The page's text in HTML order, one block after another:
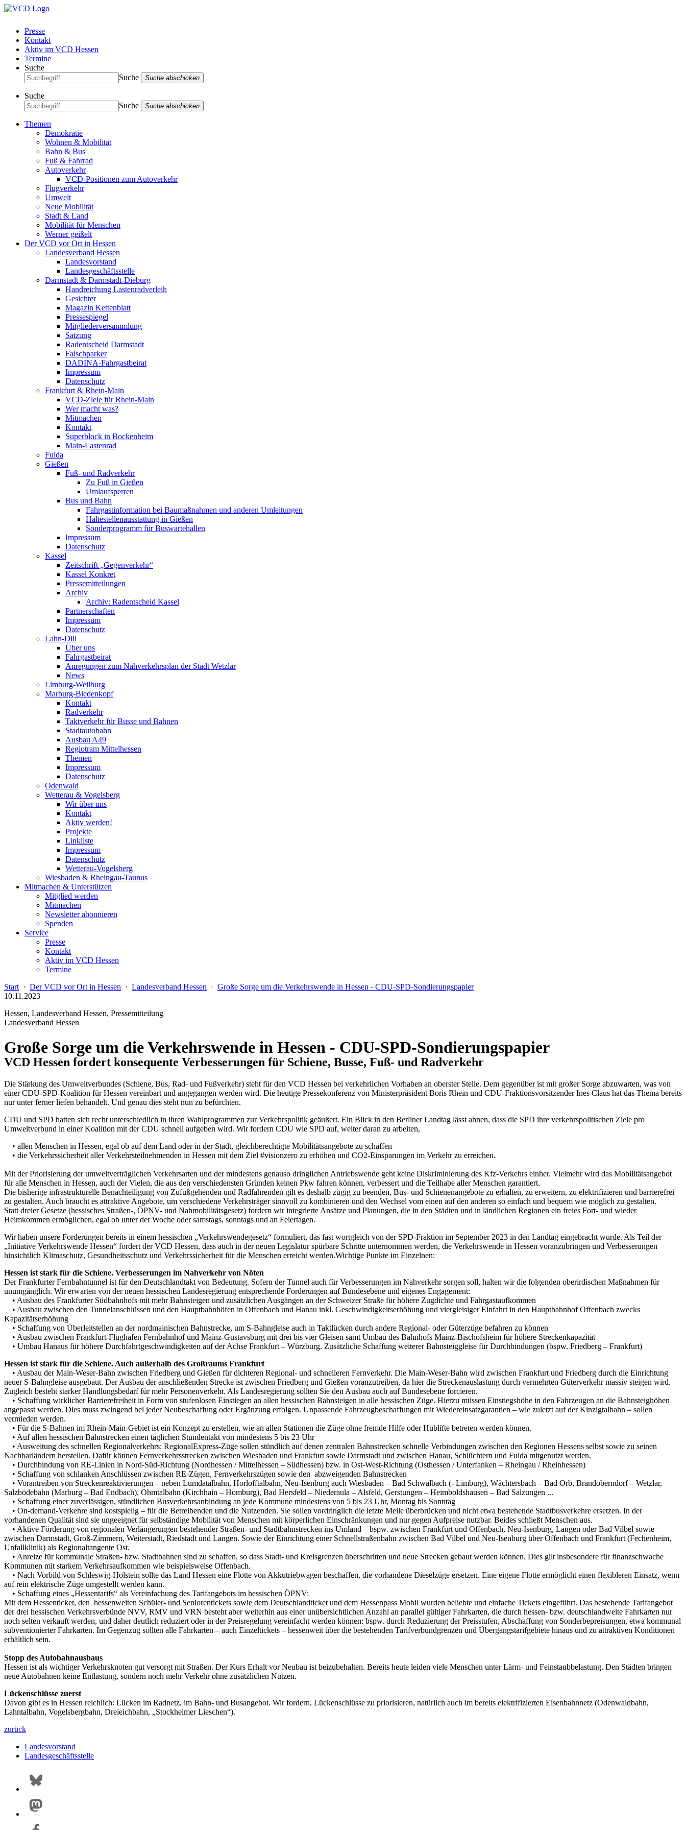
Presse
Kontakt
Aktiv im VCD Hessen
Termine
Suche
Suche
Suche abschicken
Suche
Suche
Suche abschicken
Themen
Demokratie
Wohnen & Mobilität
Bahn & Bus
Fuß & Fahrrad
Autoverkehr
VCD-Positionen zum Autoverkehr
Flugverkehr
Umwelt
Neue Mobilität
Stadt & Land
Mobilität für Menschen
Werner geißelt
Der VCD vor Ort in Hessen
Landesverband Hessen
Landesvorstand
Landesgeschäftsstelle
Darmstadt & Darmstadt-Dieburg
Handreichung Lastenradverleih
Gesichter
Magazin Kettenblatt
Pressespiegel
Mitgliederversammlung
Satzung
Radentscheid Darmstadt
Falschparker
DADINA-Fahrgastbeirat
Impressum
Datenschutz
Frankfurt & Rhein-Main
VCD-Ziele für Rhein-Main
Wer macht was?
Mitmachen
Kontakt
Superblock in Bockenheim
Main-Lastenrad
Fulda
Gießen
Fuß- und Radverkehr
Zu Fuß in Gießen
Umlaufsperren
Bus und Bahn
Fahrgastinformation bei Baumaßnahmen und anderen Umleitungen
Haltestellenausstattung in Gießen
Sonderprogramm für Buswartehallen
Impressum
Datenschutz
Kassel
Zeitschrift „Gegenverkehr“
Kassel Konkret
Pressemitteilungen
Archiv
Archiv: Radentscheid Kassel
Partnerschaften
Impressum
Datenschutz
Lahn-Dill
Über uns
Fahrgastbeirat
Anregungen zum Nahverkehrsplan der Stadt Wetzlar
News
Limburg-Weilburg
Marburg-Biedenkopf
Kontakt
Radverkehr
Taktverkehr für Busse und Bahnen
Stadtautobahn
Ausbau A49
Regiotram Mittelhessen
Themen
Impressum
Datenschutz
Odenwald
Wetterau & Vogelsberg
Wir über uns
Kontakt
Aktiv werden!
Projekte
Linkliste
Impressum
Datenschutz
Wetterau-Vogelsberg
Wiesbaden & Rheingau-Taunus
Mitmachen & Unterstützen
Mitglied werden
Mitmachen
Newsletter abonnieren
Spenden
Service
Presse
Kontakt
Aktiv im VCD Hessen
Termine
Start · Der VCD vor Ort in Hessen · Landesverband Hessen · Große Sorge um die Verkehrswende in Hessen - CDU-SPD-Sondierungspapier
10.11.2023
Hessen, Landesverband Hessen, Pressemitteilung
Landesverband Hessen
Große Sorge um die Verkehrswende in Hessen - CDU-SPD-Sondierungspapier
VCD Hessen fordert konsequente Verbesserungen für Schiene, Busse, Fuß- und Radverkehr
Die Stärkung des Umweltverbundes (Schiene, Bus, Rad- und Fußverkehr) steht für den VCD Hessen bei verkehrlichen Vorhaben an oberster Stelle. Dem gegenüber ist mit großer Sorge abzuwarten, was von
einer CDU-SPD-Koalition für Hessen vereinbart und angegangen werden wird. Die heutige Pressekonferenz von Ministerpräsident Boris Rhein und CDU-Fraktionsvorsitzender Ines Claus hat das Thema bereits
nur unter ferner liefen behandelt. Und genau dies steht nun zu befürchten.
CDU und SPD hatten sich recht unterschiedlich in ihren Wahlprogrammen zur Verkehrspolitik geäußert. Ein Blick in den Berliner Landtag lässt ahnen, dass die SPD ihre verkehrspolitischen Ziele pro
Umweltverbund in einer Koalition mit der CDU schnell aufgeben wird. Wir fordern CDU wie SPD auf, weiter daran zu arbeiten,
• allen Menschen in Hessen, egal ob auf dem Land oder in der Stadt, gleichberechtigte Mobilitätsangebote zu schaffen
• die Verkehrssicherheit aller Verkehrsteilnehmenden in Hessen mit dem Ziel #visionzero zu erhöhen und CO2-Einsparungen im Verkehr zu erreichen.
Mit der Priorisierung der umweltverträglichen Verkehrsarten und der mindestens genauso dringlichen Antriebswende geht keine Diskriminierung des Kfz-Verkehrs einher. Vielmehr wird das Mobilitätsangebot
für alle Menschen in Hessen, auch der Vielen, die aus den verschiedensten Gründen keinen Pkw fahren können, verbessert und die Teilhabe aller Menschen garantiert.
Die bisherige infrastrukturelle Benachteiligung von Zufußgehenden und Radfahrenden gilt es deshalb zügig zu beenden, Bus- und Schienenangebote zu erhalten, zu erweitern, zu elektrifizieren und barrierefrei
zu gestalten. Auch braucht es attraktive Angebote, um verschiedene Verkehrsträger sinnvoll zu kombinieren und den Wechsel vom einen auf den anderen so einfach und bequem wie möglich zu gestalten.
Statt dreier Gesetze (hessisches Straßen-, ÖPNV- und Nahmobilitätsgesetz) fordern wir integrierte Ansätze und Planungen, die in den Städten und in ländlichen Regionen ein freies Fort- und wieder
Heimkommen ermöglichen, egal ob unter der Woche oder samstags, sonntags und an Feiertagen.
Wir haben unsere Forderungen bereits in einem hessischen „Verkehrswendegesetz“ formuliert, das fast wortgleich von der SPD-Fraktion im September 2023 in den Landtag eingebracht wurde. Als Teil der
„Initiative Verkehrswende Hessen“ fordert der VCD Hessen, dass auch in der neuen Legislatur spürbare Schritte unternommen werden, die Verkehrswende in Hessen voranzubringen und Verbesserungen
hinsichtlich Klimaschutz, Gesundheitsschutz und Verkehrssicherheit für die Menschen erreicht werden.Wichtige Punkte im Einzelnen:
Hessen ist stark für die Schiene. Verbesserungen im Nahverkehr von Nöten
Der Frankfurter Fernbahntunnel ist für den Deutschlandtakt von Bedeutung. Sofern der Tunnel auch für Verbesserungen im Nahverkehr sorgen soll, halten wir die folgenden oberirdischen Maßnahmen für
unumgänglich. Wir erwarten von der neuen hessischen Landesregierung entsprechende Forderungen auf Bundesebene und eigenes Engagement:
• Ausbau des Frankfurter Südbahnhofs mit mehr Bahnsteigen und zusätzlichen Ausgängen an der Schweizer Straße für höhere Zugdichte und Fahrgastaufkommen
• Ausbau zwischen den Tunnelanschlüssen und den Hauptbahnhöfen in Offenbach und Hanau inkl. Geschwindigkeitserhöhung und viergleisiger Einfahrt in den Hauptbahnhof Offenbach zwecks
Kapazitätserhöhung
• Schaffung von Überleitstellen an der nordmainischen Bahnstrecke, um S-Bahngleise auch in Taktlücken durch andere Regional- oder Güterzüge befahren zu können
• Ausbau zwischen Frankfurt-Flughafen Fernbahnhof und Mainz-Gustavsburg mit drei bis vier Gleisen samt Umbau des Bahnhofs Mainz-Bischofsheim für höhere Streckenkapazität
• Umbau Hanaus für höhere Durchfahrtgeschwindigkeiten auf der Achse Frankfurt – Würzburg. Zusätzliche Schaffung weiterer Bahnsteiggleise für Durchbindungen (bspw. Friedberg – Frankfurt)
Hessen ist stark für die Schiene. Auch außerhalb des Großraums Frankfurt
• Ausbau der Main-Weser-Bahn zwischen Friedberg und Gießen für dichteren Regional- und schnelleren Fernverkehr. Die Main-Weser-Bahn wird zwischen Frankfurt und Friedberg durch die Einrichtung
neuer S-Bahngleise ausgebaut. Der Ausbau der anschließenden Strecke ist zwischen Friedberg und Gießen voranzutreiben, da hier die Streckenauslastung durch vermehrten Güterverkehr massiv steigen wird.
Zugleich besteht starker Handlungsbedarf für mehr Personenverkehr. Als Landesregierung sollten Sie den Ausbau auch auf Bundesebene forcieren.
• Schaffung wirklicher Barrierefreiheit in Form von stufenlosen Einstiegen an allen hessischen Bahnsteigen in alle hessischen Züge. Hierzu müssen Einstiegshöhe in den Fahrzeugen an die Bahnsteighöhen
angepasst werden. Dies muss zwingend bei jeder Neubeschaffung oder Ergänzung erfolgen. Unpassende Fahrzeugbeschaffungen mit Wiedereinsatzgarantien – wie zuletzt auf der Kinzigtalbahn – sollen
vermieden werden.
• Für die S-Bahnen im Rhein-Main-Gebiet ist ein Konzept zu erstellen, wie an allen Stationen die Züge ohne fremde Hilfe oder Hublifte betreten werden können.
• Auf allen hessischen Bahnstrecken einen täglichen Stundentakt von mindestens 5 bis 23 Uhr
• Ausweitung des schnellen Regionalverkehrs: RegionalExpress-Züge sollen stündlich auf denen zentralen Bahnstrecken schnelle Verbindungen zwischen den Regionen Hessens selbst sowie zu seinen
Nachbarländern herstellen. Dafür können Fernverkehrsstrecken zwischen Wiesbaden und Frankfurt sowie Darmstadt und zwischen Hanau, Schlüchtern und Fulda mitgenutzt werden.
• Durchbindung von RE-Linien in Nord-Süd-Richtung (Nordhessen / Mittelhessen – Südhessen) bzw. in Ost-West-Richtung (Osthessen / Unterfanken – Rheingau / Rheinhessen)
• Schaffung von schlanken Anschlüssen zwischen RE-Zügen, Fernverkehrszügen sowie den abzweigenden Bahnstrecken
• Vorantreiben von Streckenreaktivierungen – neben Lumdatalbahn, Horlofftalbahn, Neu-Isenburg auch Wiesbaden – Bad Schwalbach (- Limburg), Wächtersbach – Bad Orb, Brandoberndorf – Wetzlar,
Salzbödebahn (Marburg – Bad Endbach), Ohmtalbahn (Kirchhain – Homburg), Bad Hersfeld – Niederaula – Alsfeld, Gerstungen – Heimboldshausen – Bad Salzungen ...
• Schaffung einer zuverlässigen, stündlichen Busverkehrsanbindung an jede Kommune mindestens von 5 bis 23 Uhr, Montag bis Sonntag
• On-demand-Verkehre sind kostspielig – für die Betreibenden und die Nutzenden. Sie sollen vordringlich die letzte Meile überbrücken und nicht etwa bestehende Stadtbusverkehre ersetzen. In der
vorhandenen Qualität sind sie ungeeignet für selbständige Mobilität von Menschen mit körperlichen Einschränkungen und nur gegen Aufpreise nutzbar. Beides schließt Menschen aus.
• Aktive Förderung von regionalen Verlängerungen bestehender Straßen- und Stadtbahnstrecken ins Umland – bspw. zwischen Frankfurt und Offenbach, Neu-Isenburg, Langen oder Bad Vilbel sowie
zwischen Darmstadt, Groß-Zimmern, Weiterstadt, Riedstadt und Langen. Sowie der Einrichtung einer Schnellstraßenbahn zwischen Bad Vilbel und Neu-Isenburg über Offenbach und Frankfurt (Fechenheim,
Unfallklinik) als Regionaltangente Ost.
• Anreize für kommunale Straßen- bzw. Stadtbahnen sind zu schaffen, so dass Stadt- und Kreisgrenzen überschritten und neue Strecken gebaut werden können. Dies gilt insbesondere für finanzschwache
Kommunen mit starkem Verkehrsaufkommen wie beispielsweise Offenbach.
• Nach Vorbild von Schleswig-Holstein sollte das Land Hessen eine Flotte von Akkutriebwagen beschaffen, die vorhandene Dieselzüge ersetzen. Eine eigene Flotte ermöglicht einen flexibleren Einsatz, wenn
auf rein elektrische Züge umgestellt werden kann.
• Schaffung eines „Hessentarifs“ als Vereinfachung des Tarifangebots im hessischen ÖPNV:
Mit dem Hessenticket, den hessenweiten Schüler- und Seniorentickets sowie dem Deutschlandticket und dem Hessenpass Mobil wurden beliebte und einfache Tickets eingeführt. Das bestehende Tarifangebot
der drei hessischen Verkehrsverbünde NVV, RMV und VRN besteht aber weiterhin aus einer unübersichtlichen Anzahl an parallel gültiger Fahrkarten, die durch hessen- bzw. deutschlandweite Fahrkarten nur
noch selten verkauft werden, und daher deutlich reduziert oder in der Preisregelung vereinfacht werden können: bspw. durch Reduzierung der Preisstufen, Abschaffung von Sonderbepreisungen, etwa kommunal
subventionierter Fahrkarten. Im Gegenzug sollten alle Fahrkarten – auch Einzeltickets – hessenweit über die bestehenden Tarifverbundgrenzen und Übergangstarifgebiete hinaus und zu attraktiven Konditionen
erhältlich sein.
Stopp des Autobahnausbaus
Hessen ist als wichtiger Verkehrsknoten gut versorgt mit Straßen. Der Kurs Erhalt vor Neubau ist beizubehalten. Bereits heute leiden viele Menschen unter Lärm- und Feinstaubbelastung. Den Städten bringen
neue Autobahnen keine Entlastung, sondern noch mehr Verkehr ohne zusätzlichen Nutzen.
Lückenschlüsse zuerst
Davon gibt es in Hessen reichlich: Lücken im Radnetz, im Bahn- und Busangebot. Wir fordern, Lückenschlüsse zu priorisieren, natürlich auch im bereits elektrifizierten Eisenbahnnetz (Odenwaldbahn,
Lahntalbahn, Vogelsbergbahn, Dreieichbahn, „Stockheimer Lieschen“).
zurück
Landesvorstand
Landesgeschäftsstelle